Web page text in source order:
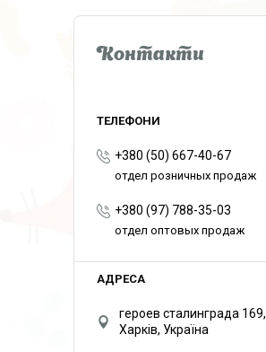
Контакти
+380 (50) 667-40-67
отдел розничных продаж
+380 (97) 788-35-03
отдел оптовых продаж
героев сталинграда 169,
Харків, Україна